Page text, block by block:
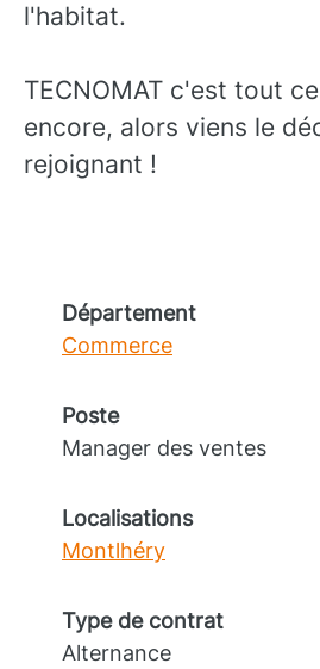
l'habitat.
TECNOMAT c'est tout
encore, alors viens le
rejoignant !
Département
Commerce
Poste
Manager des ventes
Localisations
Montlhéry
Type de contrat
Alternance